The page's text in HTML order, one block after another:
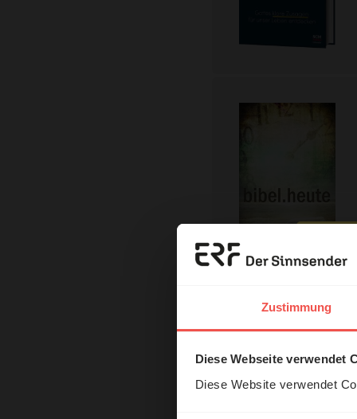
Zustimmung
Diese Webseite verwendet
Diese Website verwendet
Das
und